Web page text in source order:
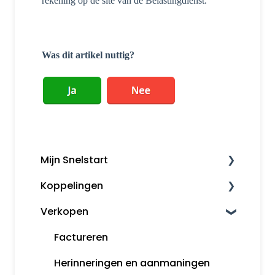
Was dit artikel nuttig?
Mijn Snelstart
Mijn Snelstart
Koppelingen
Overige koppelingen
Verkopen
Factureren
Herinneringen en aanmaningen